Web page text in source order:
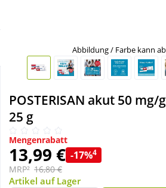
Täglich gut versorgt
Nahrungsergänzung
Sanitätshaus
Sport & Fitness
Abbildung / Farbe kann
POSTERISAN akut 50 mg/
25 g
Mengenrabatt
13,99 € -17%4
MRP² 16,80 €
Artikel auf Lager